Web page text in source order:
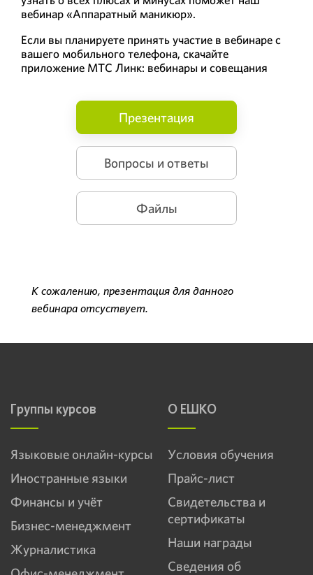
вебинар «Аппаратный маникюр».
Если вы планируете принять участие в вебинаре с
вашего мобильного телефона, скачайте
приложение МТС Линк: вебинары и совещания
Презентация
Вопросы и ответы
Файлы
К сожалению, презентация для данного
вебинара отсуствует.
Группы курсов
Языковые онлайн-курсы
Иностранные языки
Финансы и учёт
Бизнес-менеджмент
Журналистика
О ЕШКО
Условия обучения
Прайс-лист
Свидетельства и
сертификаты
Наши награды
Сведения об